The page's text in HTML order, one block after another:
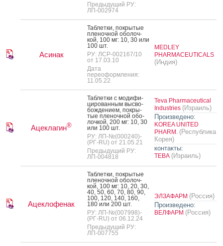
Предыдущий РУ:
ЛП-002974
Асинак
Таб­летки, пок­ры­тые
пле­ноч­ной обо­лоч­
кой, 100 мг: 10, 30 или
100 шт.
РУ: ЛСР-002167/10
от 17.03.10
Дата
переоформления:
11.05.22
MEDLEY
PHARMACEUTICALS
(Индия)
Ацеклагин®
Таб­летки с мо­дифи­
циро­ван­ным выс­во­
бож­де­ни­ем, пок­ры­
тые пле­ноч­ной обо­
лоч­кой, 200 мг: 10, 30
или 100 шт.
РУ: ЛП-№(000240)-
(РГ-RU) от 21.05.21
Предыдущий РУ:
ЛП-004818
Teva Pharmaceutical
Industries (Израиль)
Произведено:
KOREA UNITED
PHARM. (Республика
Корея)
контакты:
ТЕВА (Израиль)
Ацеклофенак
Таб­летки, пок­ры­тые
пле­ноч­ной обо­лоч­
кой, 100 мг: 10, 20, 30,
40, 50, 60, 70, 80, 90,
100, 120, 140, 160,
180 или 200 шт.
РУ: ЛП-№(007998)-
(РГ-RU) от 06.12.24
Предыдущий РУ:
ЛП-007755
ЭЛЗАФАРМ (Россия)
Произведено:
ВЕЛФАРМ (Россия)